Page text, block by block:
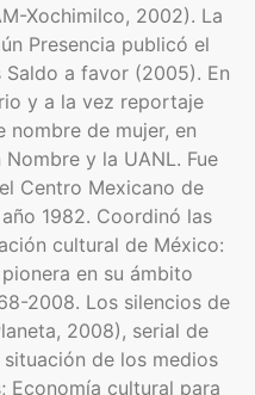
Xochimilco, 2002). La
Presencia publicó el
a favor (2005). En
y a la vez reportaje
nombre de mujer, en
y la UANL. Fue
Centro Mexicano de
1982. Coordinó las
cultural de México:
en su ámbito
2008. Los silencios de
2008), serial de
de los medios
Economía cultural para